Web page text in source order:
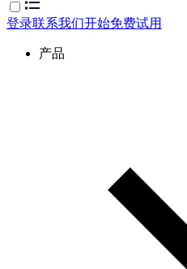
登录联系我们开始免费试用
产品